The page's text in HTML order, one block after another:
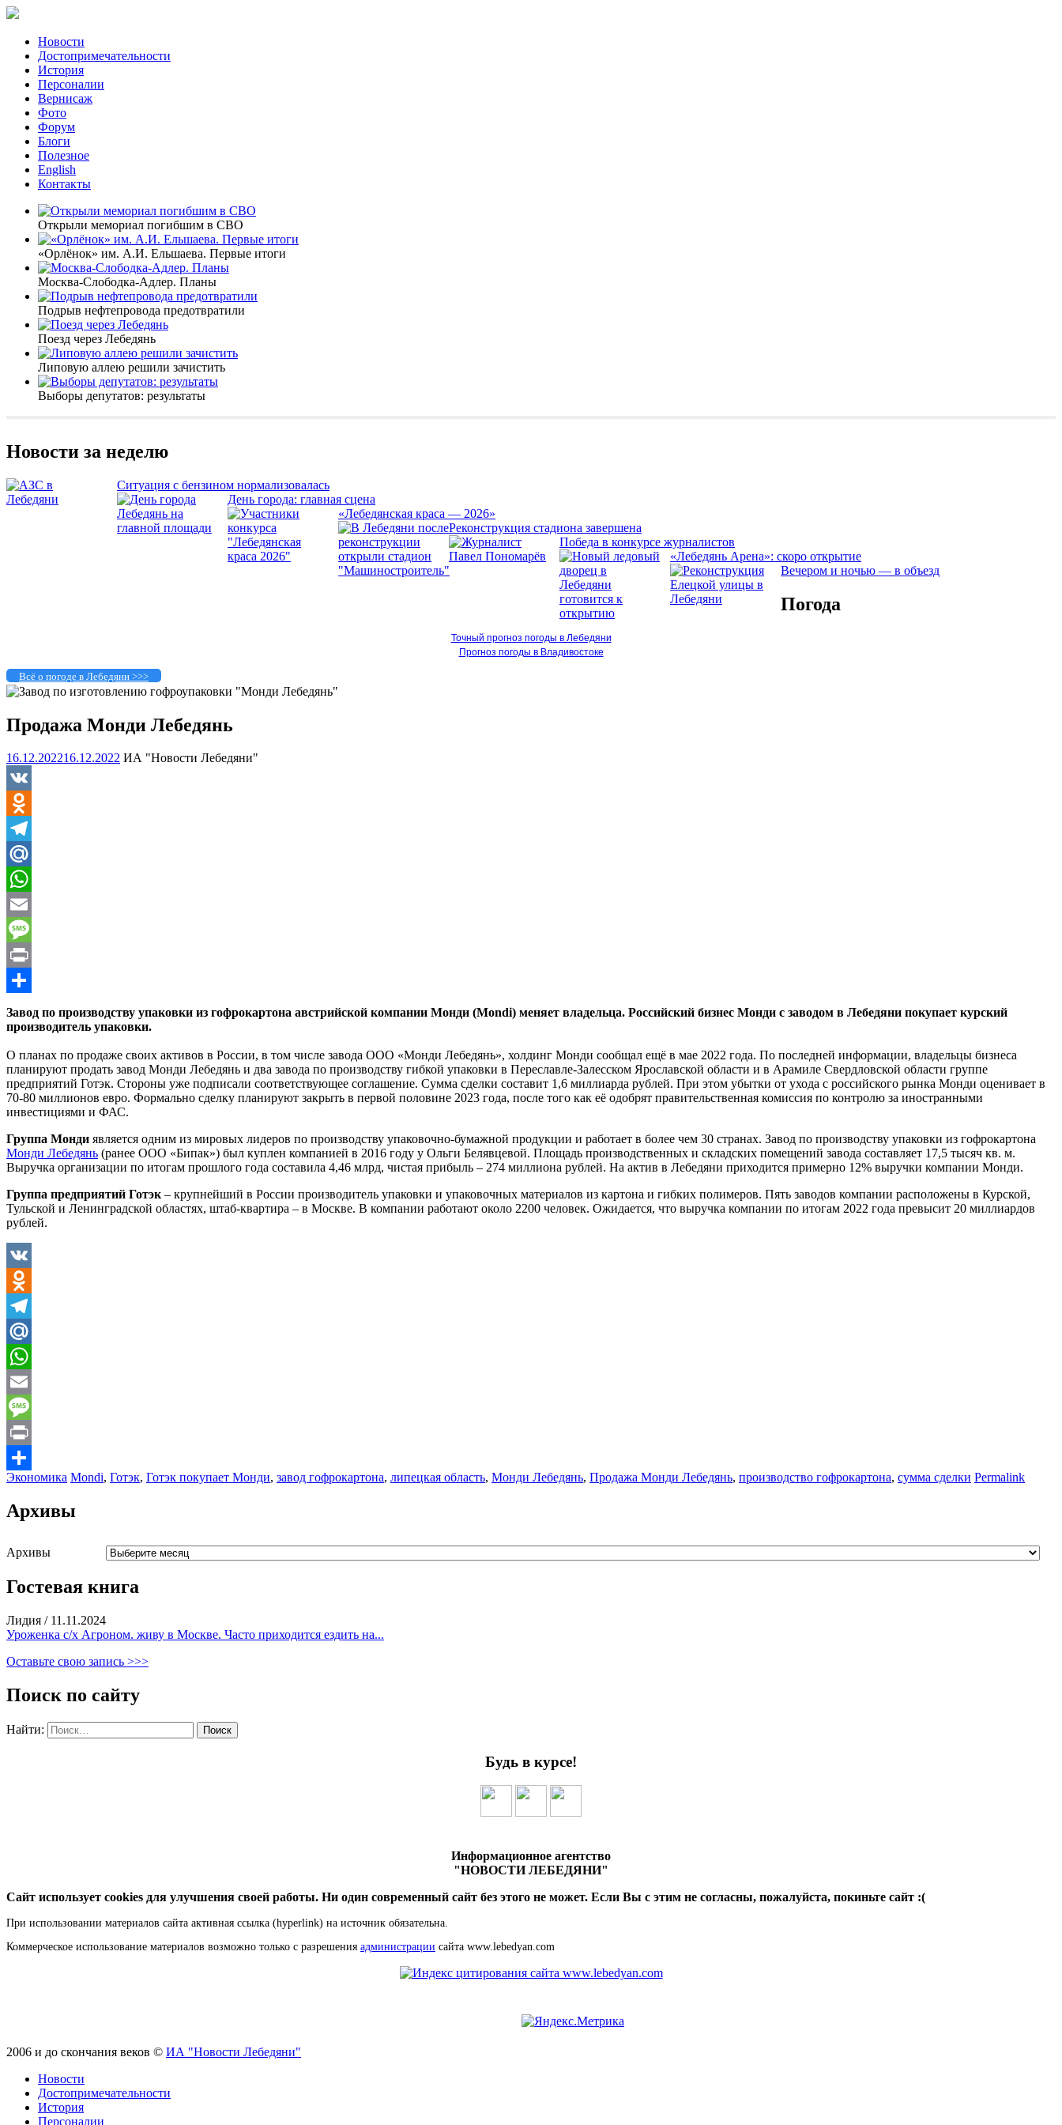
Новости
Достопримечательности
История
Персоналии
Вернисаж
Фото
Форум
Блоги
Полезное
English
Контакты
Открыли мемориал погибшим в СВО
«Орлёнок» им. А.И. Ельшаева. Первые итоги
Москва-Слободка-Адлер. Планы
Подрыв нефтепровода предотвратили
Поезд через Лебедянь
Липовую аллею решили зачистить
Выборы депутатов: результаты
Новости за неделю
Ситуация с бензином нормализовалась
День города: главная сцена
«Лебедянская краса — 2026»
Реконструкция стадиона завершена
Победа в конкурсе журналистов
«Лебедянь Арена»: скоро открытие
Вечером и ночью — в объезд
Погода
Точный прогноз погоды в Лебедяни
Прогноз погоды в Владивостоке
Всё о погоде в Лебедяни >>>
Продажа Монди Лебедянь
16.12.202216.12.2022 ИА "Новости Лебедяни"
VK
Odnoklassniki
Telegram
Mail.Ru
WhatsApp
Email
Message
Print
Отправить
Завод по производству упаковки из гофрокартона австрийской компании Монди (Mondi) меняет владельца. Российский бизнес Монди с заводом в Лебедяни покупает курский
производитель упаковки.
О планах по продаже своих активов в России, в том числе завода ООО «Монди Лебедянь», холдинг Монди сообщал ещё в мае 2022 года. По последней информации, владельцы бизнеса
планируют продать завод Монди Лебедянь и два завода по производству гибкой упаковки в Переславле-Залесском Ярославской области и в Арамиле Свердловской области группе
предприятий Готэк. Стороны уже подписали соответствующее соглашение. Сумма сделки составит 1,6 миллиарда рублей. При этом убытки от ухода с российского рынка Монди оценивает в
70-80 миллионов евро. Формально сделку планируют закрыть в первой половине 2023 года, после того как её одобрят правительственная комиссия по контролю за иностранными
инвестициями и ФАС.
Группа Монди является одним из мировых лидеров по производству упаковочно-бумажной продукции и работает в более чем 30 странах. Завод по производству упаковки из гофрокартона
Монди Лебедянь (ранее ООО «Бипак») был куплен компанией в 2016 году у Ольги Белявцевой. Площадь производственных и складских помещений завода составляет 17,5 тысяч кв. м.
Выручка организации по итогам прошлого года составила 4,46 млрд, чистая прибыль – 274 миллиона рублей. На актив в Лебедяни приходится примерно 12% выручки компании Монди.
Группа предприятий Готэк– крупнейший в России производитель упаковки и упаковочных материалов из картона и гибких полимеров. Пять заводов компании расположены в Курской,
Тульской и Ленинградской областях, штаб-квартира – в Москве. В компании работают около 2200 человек. Ожидается, что выручка компании по итогам 2022 года превысит 20 миллиардов
рублей.
VK
Odnoklassniki
Telegram
Mail.Ru
WhatsApp
Email
Message
Print
Отправить
Экономика Mondi, Готэк, Готэк покупает Монди, завод гофрокартона, липецкая область, Монди Лебедянь, Продажа Монди Лебедянь, производство гофрокартона, сумма сделки Permalink
Архивы
Архивы
Гостевая книга
Лидия / 11.11.2024
Уроженка с/х Агроном. живу в Москве. Часто приходится ездить на...
Оставьте свою запись >>>
Поиск по сайту
Найти:
Будь в курсе!
Информационное агентство
"НОВОСТИ ЛЕБЕДЯНИ"
Сайт использует cookies для улучшения своей работы. Ни один современный сайт без этого не может. Если Вы с этим не согласны, пожалуйста, покиньте сайт :(
При использовании материалов сайта активная ссылка (hyperlink) на источник обязательна.
Коммерческое использование материалов возможно только с разрешения администрации сайта www.lebedyan.com
2006 и до скончания веков © ИА "Новости Лебедяни"
Новости
Достопримечательности
История
Персоналии